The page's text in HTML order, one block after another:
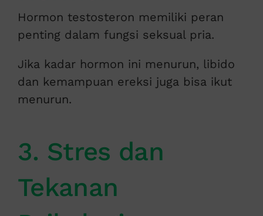
Hormon testosteron memiliki peran
penting dalam fungsi seksual pria.
Jika kadar hormon ini menurun, libido
dan kemampuan ereksi juga bisa ikut
menurun.
3. Stres dan
Tekanan